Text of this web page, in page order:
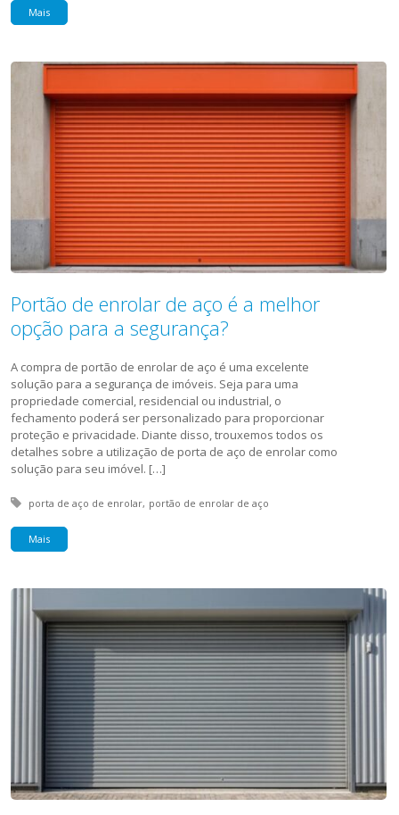
Mais
Portão de enrolar de aço é a melhor
opção para a segurança?
A compra de portão de enrolar de aço é uma excelente
solução para a segurança de imóveis. Seja para uma
propriedade comercial, residencial ou industrial, o
fechamento poderá ser personalizado para proporcionar
proteção e privacidade. Diante disso, trouxemos todos os
detalhes sobre a utilização de porta de aço de enrolar como
solução para seu imóvel. […]
Tagged with:
porta de aço de enrolar portão de enrolar de aço
Mais